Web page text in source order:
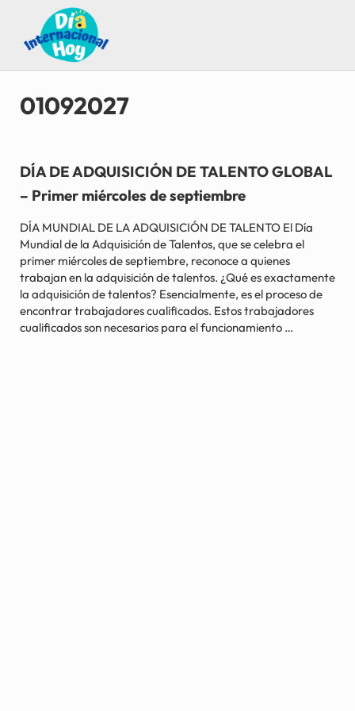
Saltar al contenido principal
Skip to after header navigation
Skip to site footer
Día Internacional Hoy
Guía para saber qué día internacional es hoy
01092027
DÍA DE ADQUISICIÓN DE TALENTO GLOBAL
– Primer miércoles de septiembre
DÍA MUNDIAL DE LA ADQUISICIÓN DE TALENTO El Día
Mundial de la Adquisición de Talentos, que se celebra el
primer miércoles de septiembre, reconoce a quienes
trabajan en la adquisición de talentos. ¿Qué es exactamente
la adquisición de talentos? Esencialmente, es el proceso de
encontrar trabajadores cualificados. Estos trabajadores
cualificados son necesarios para el funcionamiento …